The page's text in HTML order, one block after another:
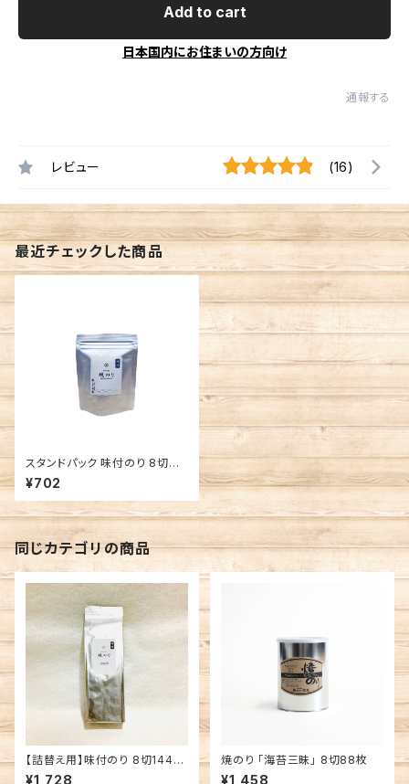
Add to cart
日本国内にお住まいの方向け
通報する
レビュー (16)
最近チェックした商品
スタンドパック 味付のり 8切サ
イズ
¥702
同じカテゴリの商品
【詰替え用】味付のり 8切144枚
有明海産 味付海苔
¥1,728
焼のり 「海苔三昧」 8切88枚
¥1,458